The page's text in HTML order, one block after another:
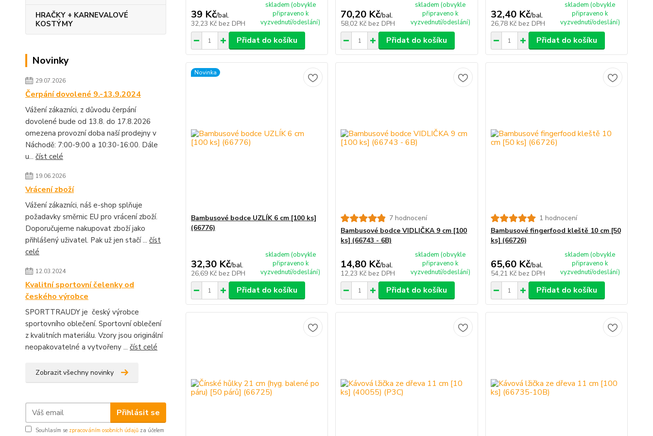
HRAČKY + KARNEVALOVÉ
KOSTÝMY
Novinky
29.07.2026
Čerpání dovolené 9.-13.9.2024
Vážení zákazníci, z důvodu čerpání
dovolené bude od 13.8. do 17.8.2026
omezena provozní doba naší prodejny v
Náchodě: 7:00-9:00 a 10:30-16:00. Dále
u... číst celé
19.06.2026
Vrácení zboží
Vážení zákazníci, náš e-shop splňuje
požadavky směrnic EU pro vrácení zboží.
Doporučujeme nakupovat zboží jako
přihlášený uživatel. Pak už jen stačí ... číst
celé
12.03.2024
Kvalitní sportovní čelenky od
českého výrobce
SPORTTRAUDY je český výrobce
sportovního oblečení. Sportovní oblečení
z kvalitních materiálu. Vzory jsou originální
neopakovatelné a vytvořeny ... číst celé
Zobrazit všechny novinky
Přihlásit se
Souhlasím se zpracováním osobních údajů za účelem
39 Kč/bal.
32,23 Kč bez DPH
skladem (obvykle
připraveno k
vyzvednutí/odeslání)
Přidat do košíku
70,20 Kč/bal.
58,02 Kč bez DPH
skladem (obvykle
připraveno k
vyzvednutí/odeslání)
Přidat do košíku
32,40 Kč/bal.
26,78 Kč bez DPH
skladem (obvykle
připraveno k
vyzvednutí/odeslání)
Přidat do košíku
Novinka
Bambusové bodce UZLÍK 6 cm [100 ks]
(66776)
32,30 Kč/bal.
26,69 Kč bez DPH
skladem (obvykle
připraveno k
vyzvednutí/odeslání)
Přidat do košíku
7 hodnocení
Bambusové bodce VIDLIČKA 9 cm [100
ks] (66743 - 6B)
14,80 Kč/bal.
12,23 Kč bez DPH
skladem (obvykle
připraveno k
vyzvednutí/odeslání)
Přidat do košíku
1 hodnocení
Bambusové fingerfood kleště 10 cm [50
ks] (66726)
65,60 Kč/bal.
54,21 Kč bez DPH
skladem (obvykle
připraveno k
vyzvednutí/odeslání)
Přidat do košíku